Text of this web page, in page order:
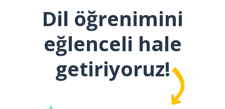
Dil öğrenimini
eğlenceli hale
getiriyoruz!